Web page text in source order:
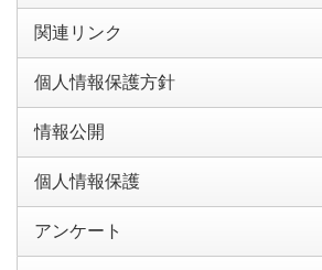
関連リンク
個人情報保護方針
情報公開
個人情報保護
アンケート